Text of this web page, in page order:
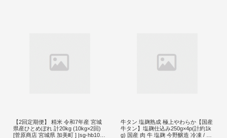
【2回定期便】 精米 令和7年産 宮城
県産ひとめぼれ 計20kg (10kg×2回)
[菅原商店 宮城県 加美町 ] |sg-hb10-t2
牛タン 塩麹熟成 極上やわらか【国産
牛タン】塩麹仕込み250g×4p(計約1k
g) 国産 肉 牛 塩麹 今野醸造 冷凍 / 関